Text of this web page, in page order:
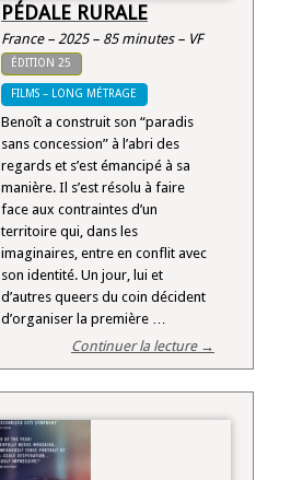
PÉDALE RURALE
France – 2025 – 85 minutes – VF
ÉDITION 25
FILMS – LONG MÉTRAGE
Benoît a construit son “paradis
sans concession” à l’abri des
regards et s’est émancipé à sa
manière. Il s’est résolu à faire
face aux contraintes d’un
territoire qui, dans les
imaginaires, entre en conflit avec
son identité. Un jour, lui et
d’autres queers du coin décident
d’organiser la première …
Continuer la lecture →